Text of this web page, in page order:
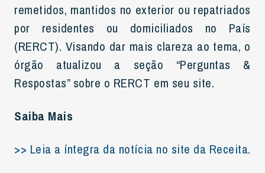
remetidos, mantidos no exterior ou repatriados
por residentes ou domiciliados no País
(RERCT). Visando dar mais clareza ao tema, o
órgão atualizou a seção “Perguntas &
Respostas” sobre o RERCT em seu site.
Saiba Mais
>> Leia a íntegra da notícia no site da Receita.